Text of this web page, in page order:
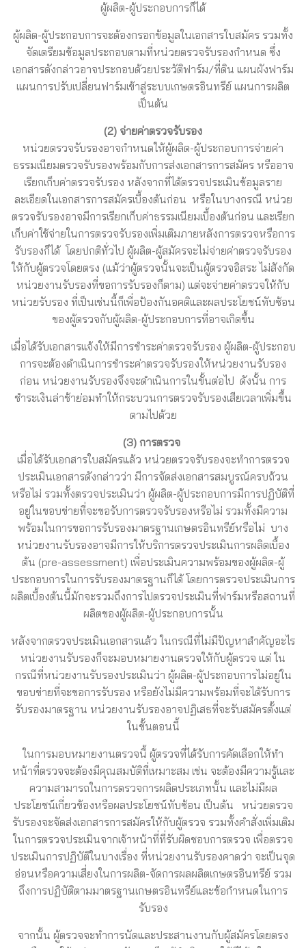
ผู้ผลิต-ผู้ประกอบการก็ได้
ผู้ผลิต-ผู้ประกอบการจะต้องกรอกข้อมูลในเอกสารใบสมัคร รวมทั้ง
จัดเตรียมข้อมูลประกอบตามที่หน่วยตรวจรับรองกำหนด ซึ่ง
เอกสารดังกล่าวอาจประกอบด้วยประวัติฟาร์ม/ที่ดิน แผนผังฟาร์ม
แผนการปรับเปลี่ยนฟาร์มเข้าสู่ระบบเกษตรอินทรีย์ แผนการผลิต
เป็นต้น
(2) จ่ายค่าตรวจรับรอง
หน่วยตรวจรับรองอาจกำหนดให้ผู้ผลิต-ผู้ประกอบการจ่ายค่า
ธรรมเนียมตรวจรับรองพร้อมกับการส่งเอกสารการสมัคร หรืออาจ
เรียกเก็บค่าตรวจรับรอง หลังจากที่ได้ตรวจประเมินข้อมูลราย
ละเอียดในเอกสารการสมัครเบื้องต้นก่อน หรือในบางกรณี หน่วย
ตรวจรับรองอาจมีการเรียกเก็บค่าธรรมเนียมเบื้องต้นก่อน และเรียก
เก็บค่าใช้จ่ายในการตรวจรับรองเพิ่มเติมภายหลังการตรวจหรือการ
รับรองก็ได้ โดยปกติทั่วไป ผู้ผลิต-ผู้สมัครจะไม่จ่ายค่าตรวจรับรอง
ให้กับผู้ตรวจโดยตรง (แม้ว่าผู้ตรวจนั้นจะเป็นผู้ตรวจอิสระ ไม่สังกัด
หน่วยงานรับรองที่ขอการรับรองก็ตาม) แต่จะจ่ายค่าตรวจให้กับ
หน่วยรับรอง ที่เป็นเช่นนี้ก็เพื่อป้องกันอคติและผลประโยชน์ทับซ้อน
ของผู้ตรวจกับผู้ผลิต-ผู้ประกอบการที่อาจเกิดขึ้น
เมื่อได้รับเอกสารแจ้งให้มีการชำระค่าตรวจรับรอง ผู้ผลิต-ผู้ประกอบ
การจะต้องดำเนินการชำระค่าตรวจรับรองให้หน่วยงานรับรอง
ก่อน หน่วยงานรับรองจึงจะดำเนินการในขั้นต่อไป ดังนั้น การ
ชำระเงินล่าช้าย่อมทำให้กระบวนการตรวจรับรองเสียเวลาเพิ่มขึ้น
ตามไปด้วย
(3) การตรวจ
เมื่อได้รับเอกสารใบสมัครแล้ว หน่วยตรวจรับรองจะทำการตรวจ
ประเมินเอกสารดังกล่าวว่า มีการจัดส่งเอกสารสมบูรณ์ครบถ้วน
หรือไม่ รวมทั้งตรวจประเมินว่า ผู้ผลิต-ผู้ประกอบการมีการปฏิบัติที่
อยู่ในขอบข่ายที่จะขอรับการตรวจรับรองหรือไม่ รวมทั้งมีความ
พร้อมในการขอการรับรองมาตรฐานเกษตรอินทรีย์หรือไม่ บาง
หน่วยงานรับรองอาจมีการให้บริการตรวจประเมินการผลิตเบื้อง
ต้น (pre-assessment) เพื่อประเมินความพร้อมของผู้ผลิต-ผู้
ประกอบการในการรับรองมาตรฐานก็ได้ โดยการตรวจประเมินการ
ผลิตเบื้องต้นนี้มักจะรวมถึงการไปตรวจประเมินที่ฟาร์มหรือสถานที่
ผลิตของผู้ผลิต-ผู้ประกอบการนั้น
หลังจากตรวจประเมินเอกสารแล้ว ในกรณีที่ไม่มีปัญหาสำคัญอะไร
หน่วยงานรับรองก็จะมอบหมายงานตรวจให้กับผู้ตรวจ แต่ ใน
กรณีที่หน่วยงานรับรองประเมินว่า ผู้ผลิต-ผู้ประกอบการไม่อยู่ใน
ขอบข่ายที่จะขอการรับรอง หรือยังไม่มีความพร้อมที่จะได้รับการ
รับรองมาตรฐาน หน่วยงานรับรองอาจปฏิเสธที่จะรับสมัครตั้งแต่
ในขั้นตอนนี้
ในการมอบหมายงานตรวจนี้ ผู้ตรวจที่ได้รับการคัดเลือกให้ทำ
หน้าที่ตรวจจะต้องมีคุณสมบัติที่เหมาะสม เช่น จะต้องมีความรู้และ
ความสามารถในการตรวจการผลิตประเภทนั้น และไม่มีผล
ประโยชน์เกี่ยวข้องหรือผลประโยชน์ทับซ้อน เป็นต้น หน่วยตรวจ
รับรองจะจัดส่งเอกสารการสมัครให้กับผู้ตรวจ รวมทั้งคำสั่งเพิ่มเติม
ในการตรวจประเมินจากเจ้าหน้าที่ที่รับผิดชอบการตรวจ เพื่อตรวจ
ประเมินการปฏิบัติในบางเรื่อง ที่หน่วยงานรับรองคาดว่า จะเป็นจุด
อ่อนหรือความเสี่ยงในการผลิต-จัดการผลผลิตเกษตรอินทรีย์ รวม
ถึงการปฏิบัติตามมาตรฐานเกษตรอินทรีย์และข้อกำหนดในการ
รับรอง
จากนั้น ผู้ตรวจจะทำการนัดและประสานงานกับผู้สมัครโดยตรง